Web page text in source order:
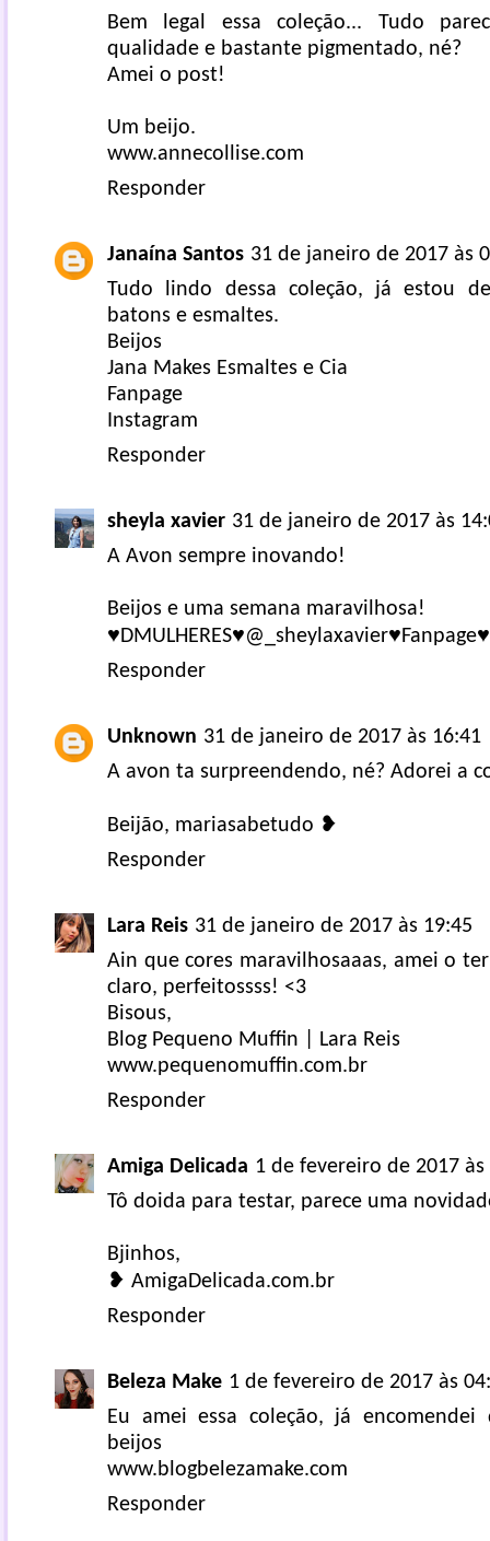
Bem legal essa coleção... Tudo
qualidade e bastante pigmentado, né?
Amei o post!
Um beijo.
www.annecollise.com
Responder
Janaína Santos 31 de janeiro de 2017 às
Tudo lindo dessa coleção, já estou
batons e esmaltes.
Beijos
Jana Makes Esmaltes e Cia
Fanpage
Instagram
Responder
sheyla xavier 31 de janeiro de 2017 às
A Avon sempre inovando!
Beijos e uma semana maravilhosa!
♥ DMULHERES♥@_sheylaxavier♥ Fanpage♥
Responder
Unknown 31 de janeiro de 2017 às 16:41
A avon ta surpreendendo, né? Adorei a
Beijão, mariasabetudo ❥
Responder
Lara Reis 31 de janeiro de 2017 às 19:45
Ain que cores maravilhosaaas, amei o
claro, perfeitossss! <3
Bisous,
Blog Pequeno Muffin | Lara Reis
www.pequenomuffin.com.br
Responder
Amiga Delicada 1 de fevereiro de 2017 às
Tô doida para testar, parece uma
Bjinhos,
❥ AmigaDelicada.com.br
Responder
Beleza Make 1 de fevereiro de 2017 às
Eu amei essa coleção, já
beijos
www.blogbelezamake.com
Responder